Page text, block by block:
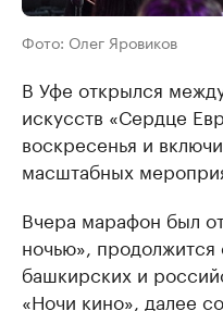
Фото: Олег Яровиков
В Уфе открылся
искусств «Сердце
воскресенья и
масштабных
Вчера марафон был
ночью»,
башкирских и
«Ночи кино», далее